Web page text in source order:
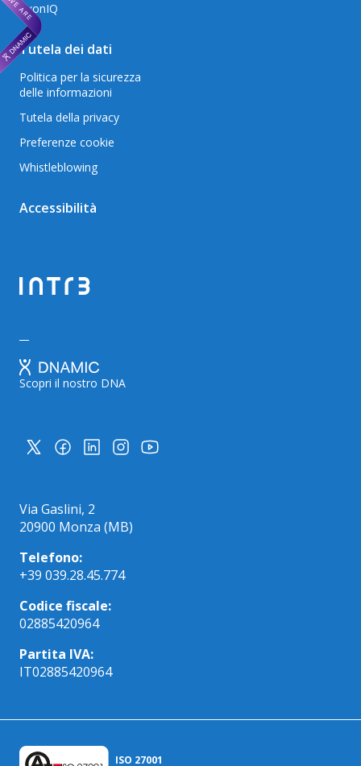
AxonIQ
Tutela dei dati
Politica per la sicurezza
delle informazioni
Tutela della privacy
Preferenze cookie
Whistleblowing
Accessibilità
Scopri il nostro DNA
Via Gaslini, 2
20900 Monza (MB)
Telefono:
+39 039.28.45.774
Codice fiscale:
02885420964
Partita IVA:
IT02885420964
ISO 27001